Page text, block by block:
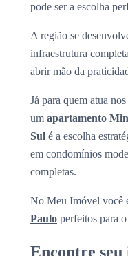
pode ser a escolha
A região se
infraestrutura
abrir mão da
Já para quem atua
um apartamento
Sul é a escolha
em condomínios
completas.
No Meu Imóvel você
Paulo perfeitos para
Encontre seu